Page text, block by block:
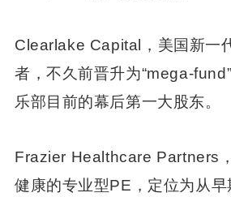
Clearlake Capital，美国新一
者，不久前晋升为“mega-
乐部目前的幕后第一大股东。
Frazier Healthcare Partners
健康的专业型PE，定位为从